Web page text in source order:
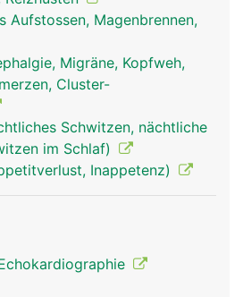
für den Druckausgleich
Aufstossen, Magenbrennen,
Migräne, Kopfweh,
Cluster-
Schwitzen, nächtliche
im Schlaf)
Inappetenz)